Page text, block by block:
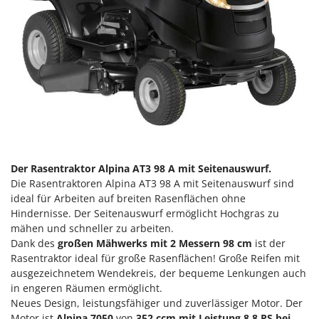
Klimaanlagen – Klimageräte
Knetmaschinen
Knochensägen
Kompressoren - elektrisch
Kompressoren für Ernte und Baumschnitt
L
Laderampe aus Aluminium
Laubsauger - Laubbläser
Laubsauger auf Rädern
Luftentfeuchter
Luftkühler mit Wasserverdunstung
Echo
EcoFlow
Edilmark
Effeuno
Energy Gruppi
Enotecnica Pillan
Eschenfelder
EuroMech
Eurosystems
F
FAC
Fama Industrie
Der Rasentraktor Alpina AT3 98 A mit Seitenauswurf.
Die Rasentraktoren Alpina AT3 98 A mit Seitenauswurf sind
ideal für Arbeiten auf breiten Rasenflächen ohne
Hindernisse. Der Seitenauswurf ermöglicht Hochgras zu
mähen und schneller zu arbeiten.
Dank des großen Mähwerks mit 2 Messern 98 cm ist der
Rasentraktor ideal für große Rasenflächen! Große Reifen mit
ausgezeichnetem Wendekreis, der bequeme Lenkungen auch
in engeren Räumen ermöglicht.
Neues Design, leistungsfähiger und zuverlässiger Motor. Der